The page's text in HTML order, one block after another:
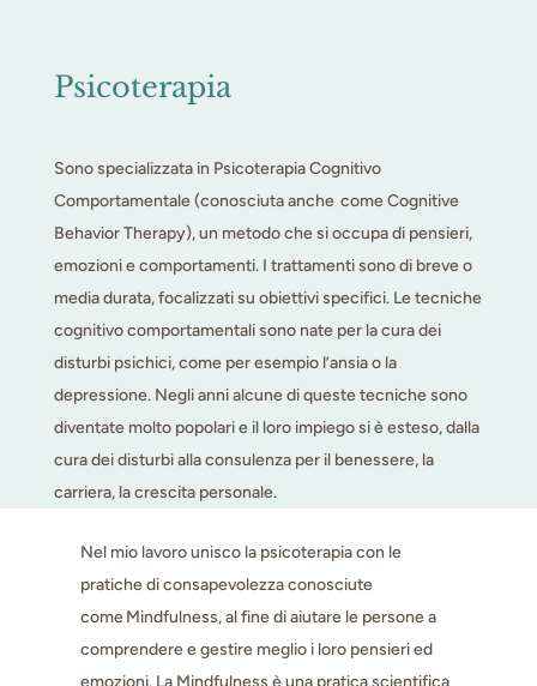
Psicoterapia
Sono specializzata in Psicoterapia Cognitivo
Comportamentale (conosciuta anche come Cognitive
Behavior Therapy), un metodo che si occupa di pensieri,
emozioni e comportamenti. I trattamenti sono di breve o
media durata, focalizzati su obiettivi specifici. Le tecniche
cognitivo comportamentali sono nate per la cura dei
disturbi psichici, come per esempio l’ansia o la
depressione. Negli anni alcune di queste tecniche sono
diventate molto popolari e il loro impiego si è esteso, dalla
cura dei disturbi alla consulenza per il benessere, la
carriera, la crescita personale.
Nel mio lavoro unisco la psicoterapia con le
pratiche di consapevolezza conosciute
comeMindfulness, al fine di aiutare le persone a
comprendere e gestire meglio i loro pensieri ed
emozioni. La Mindfulness è una pratica scientifica